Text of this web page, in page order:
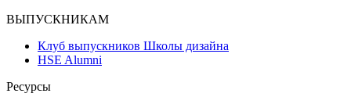
ВЫПУСКНИКАМ
Клуб выпускников Школы дизайна
HSE Alumni
Ресурсы